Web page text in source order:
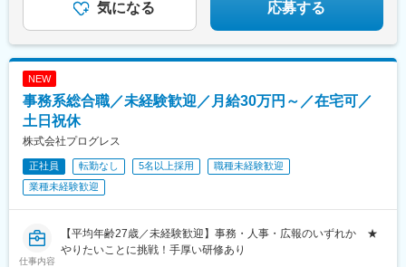
気になる 応募する
NEW
事務系総合職／未経験歓迎／月給30万円～／在宅可／
土日祝休
株式会社プログレス
正社員 転勤なし 5名以上採用
職種未経験歓迎
業種未経験歓迎
仕事内容
【平均年齢27歳／未経験歓迎】事務・人事・広報のいずれか ★
やりたいことに挑戦！手厚い研修あり